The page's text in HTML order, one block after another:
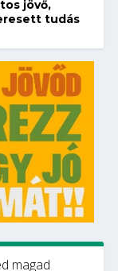
jövő,
tudás
magad